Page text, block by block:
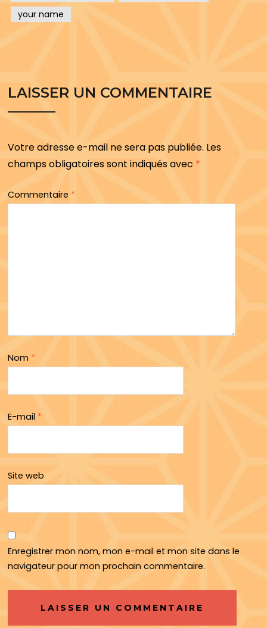
your name
LAISSER UN COMMENTAIRE
Votre adresse e-mail ne sera pas publiée. Les
champs obligatoires sont indiqués avec *
Commentaire *
Nom *
E-mail *
Site web
Enregistrer mon nom, mon e-mail et mon site dans le
navigateur pour mon prochain commentaire.